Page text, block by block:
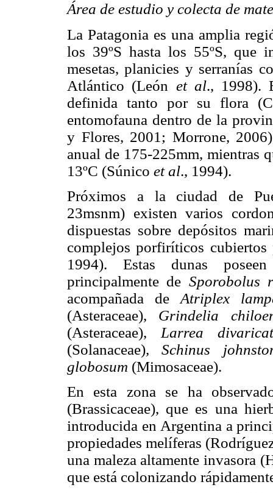
Área de estudio y colecta de
La Patagonia es una amplia
los 39ºS hasta los 55ºS, que
mesetas, planicies y serranías
Atlántico (León et al., 1998).
definida tanto por su flora
entomofauna dentro de la
y Flores, 2001; Morrone,
anual de 175-225mm, mientras
13ºC (Súnico et al., 1994).
Próximos a la ciudad de
23msnm) existen varios
dispuestas sobre depósitos
complejos porfiríticos cubiertos
1994). Estas dunas
principalmente de Sporobolus
acompañada de Atriplex
(Asteraceae), Grindelia
(Asteraceae), Larrea
(Solanaceae), Schinus
globosum (Mimosaceae).
En esta zona se ha
(Brassicaceae), que es una
introducida en Argentina a
propiedades melíferas
una maleza altamente invasora
que está colonizando